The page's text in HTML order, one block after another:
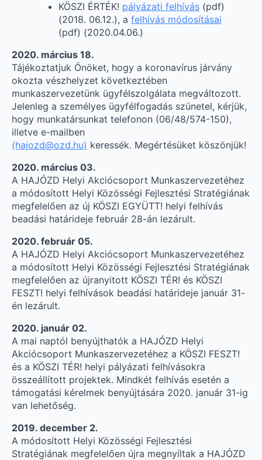
KÖSZI ÉRTÉK! pályázati felhívás (pdf)
(2018. 06.12.), a felhívás módosításai
(pdf) (2020.04.06.)
2020. március 18.
Tájékoztatjuk Önöket, hogy a koronavírus járvány
okozta vészhelyzet következtében
munkaszervezetünk ügyfélszolgálata megváltozott.
Jelenleg a személyes ügyfélfogadás szünetel, kérjük,
hogy munkatársunkat telefonon (06/48/574-150),
illetve e-mailben
(hajozd@ozd.hu) keressék. Megértésüket köszönjük!
2020. március 03.
A HAJÓZD Helyi Akciócsoport Munkaszervezetéhez
a módosított Helyi Közösségi Fejlesztési Stratégiának
megfelelően az új KÖSZI EGYÜTT! helyi felhívás
beadási határideje február 28-án lezárult.
2020. február 05.
A HAJÓZD Helyi Akciócsoport Munkaszervezetéhez
a módosított Helyi Közösségi Fejlesztési Stratégiának
megfelelően az újranyitott KÖSZI TÉR! és KÖSZI
FESZT! helyi felhívások beadási határideje január 31-
én lezárult.
2020. január 02.
A mai naptól benyújthatók a HAJÓZD Helyi
Akciócsoport Munkaszervezetéhez a KÖSZI FESZT!
és a KÖSZI TÉR! helyi pályázati felhívásokra
összeállított projektek. Mindkét felhívás esetén a
támogatási kérelmek benyújtására 2020. január 31-ig
van lehetőség.
2019. december 2.
A módosított Helyi Közösségi Fejlesztési
Stratégiának megfelelően újra megnyíltak a HAJÓZD